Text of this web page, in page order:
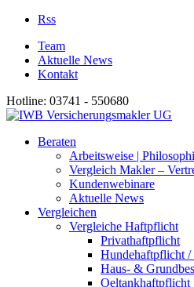
Rss
Team
Aktuelle News
Kontakt
Hotline: 03741 - 550680
Beraten
Arbeitsweise |
Vergleich Makler –
Kundenwebinare
Aktuelle News
Vergleichen
Vergleiche Haftpflicht
Privathaftpflicht
Hundehaftpflicht
Haus- &
Oeltankhaftpflicht